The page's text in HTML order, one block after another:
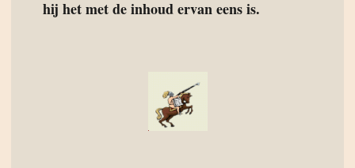
hij het met de inhoud ervan eens is.